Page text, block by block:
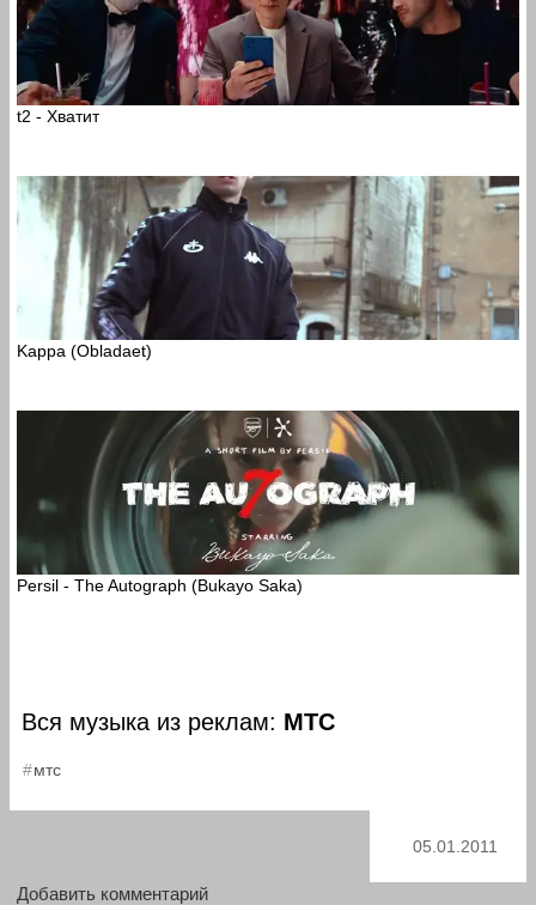
t2 - Хватит
Kappa (Obladaet)
Persil - The Autograph (Bukayo Saka)
Вся музыка из реклам: МТС
мтс
05.01.2011
Добавить комментарий